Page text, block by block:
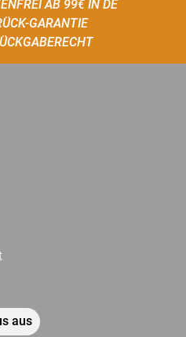
AB 99€ IN DE
GARANTIE
aus